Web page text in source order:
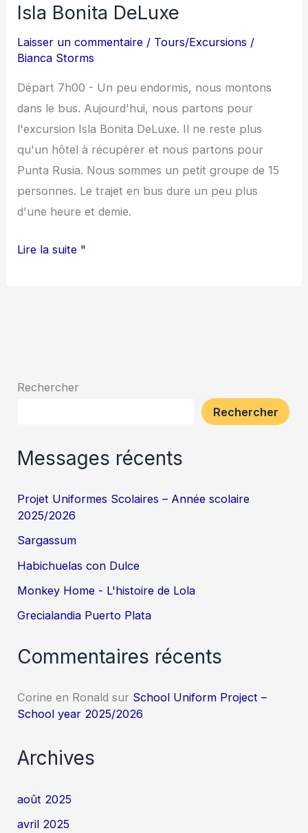
Isla Bonita DeLuxe
Laisser un commentaire / Tours/Excursions /
Bianca Storms
Départ 7h00 - Un peu endormis, nous montons
dans le bus. Aujourd'hui, nous partons pour
l'excursion Isla Bonita DeLuxe. Il ne reste plus
qu'un hôtel à récupérer et nous partons pour
Punta Rusia. Nous sommes un petit groupe de 15
personnes. Le trajet en bus dure un peu plus
d'une heure et demie.
Lire la suite "
Rechercher
Rechercher
Messages récents
Projet Uniformes Scolaires – Année scolaire
2025/2026
Sargassum
Habichuelas con Dulce
Monkey Home - L'histoire de Lola
Grecialandia Puerto Plata
Commentaires récents
Corine en Ronald sur School Uniform Project –
School year 2025/2026
Archives
août 2025
avril 2025